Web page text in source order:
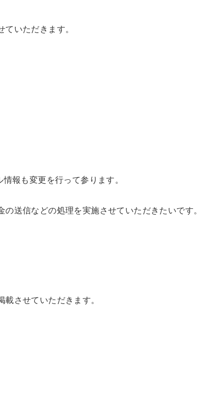
いただきます。
報も変更を行って参ります。
送信などの処理を実施させていただきたいです。
させていただきます。